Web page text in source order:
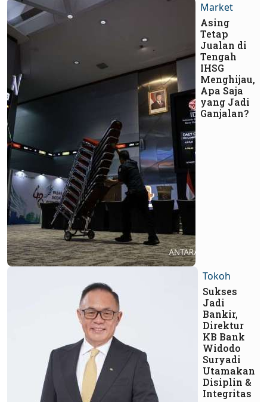
Market
Asing
Tetap
Jualan di
Tengah
IHSG
Menghijau,
Apa Saja
yang Jadi
Ganjalan?
Tokoh
Sukses
Jadi
Bankir,
Direktur
KB Bank
Widodo
Suryadi
Utamakan
Disiplin &
Integritas